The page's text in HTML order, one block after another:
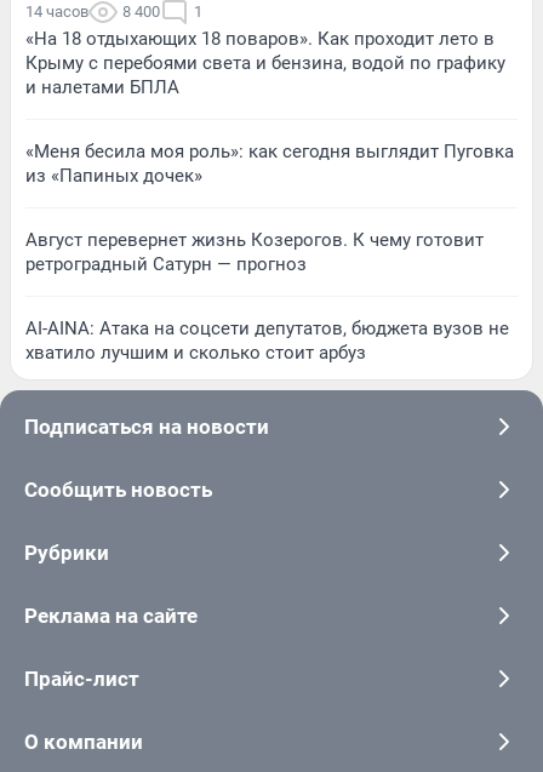
14 часов 8 400 1
«На 18 отдыхающих 18 поваров». Как проходит лето в
Крыму с перебоями света и бензина, водой по графику
и налетами БПЛА
«Меня бесила моя роль»: как сегодня выглядит Пуговка
из «Папиных дочек»
Август перевернет жизнь Козерогов. К чему готовит
ретроградный Сатурн — прогноз
AI-AINA: Атака на соцсети депутатов, бюджета вузов не
хватило лучшим и сколько стоит арбуз
Подписаться на новости
Сообщить новость
Рубрики
Реклама на сайте
Прайс-лист
О компании